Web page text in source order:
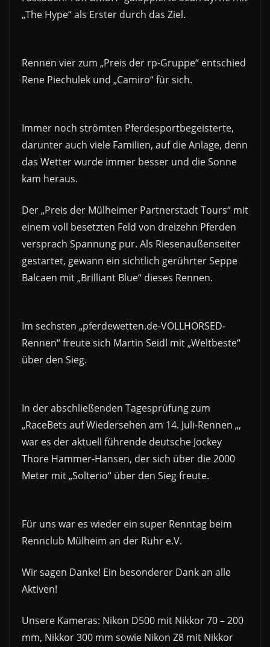
„The Hype“ als Erster durch das Ziel.
Rennen vier zum „Preis der rp-Gruppe“ entschied
Rene Piechulek und „Camiro“ für sich.
Immer noch strömten Pferdesportbegeisterte,
darunter auch viele Familien, auf die Anlage, denn
das Wetter wurde immer besser und die Sonne
kam heraus.
Der „Preis der Mülheimer Partnerstadt Tours“ mit
einem voll besetzten Feld von dreizehn Pferden
versprach Spannung pur. Als Riesenaußenseiter
gestartet, gewann ein sichtlich gerührter Seppe
Balcaen mit „Brilliant Blue“ dieses Rennen.
Im sechsten „pferdewetten.de-VOLLHORSED-
Rennen“ freute sich Martin Seidl mit „Weltbeste“
über den Sieg.
In der abschließenden Tagesprüfung zum
„RaceBets auf Wiedersehen am 14. Juli-Rennen „,
war es der aktuell führende deutsche Jockey
Thore Hammer-Hansen, der sich über die 2000
Meter mit „Solterio“ über den Sieg freute.
Für uns war es wieder ein super Renntag beim
Rennclub Mülheim an der Ruhr e.V.
Wir sagen Danke! Ein besonderer Dank an alle
Aktiven!
Unsere Kameras: Nikon D500 mit Nikkor 70 – 200
mm, Nikkor 300 mm sowie Nikon Z8 mit Nikkor